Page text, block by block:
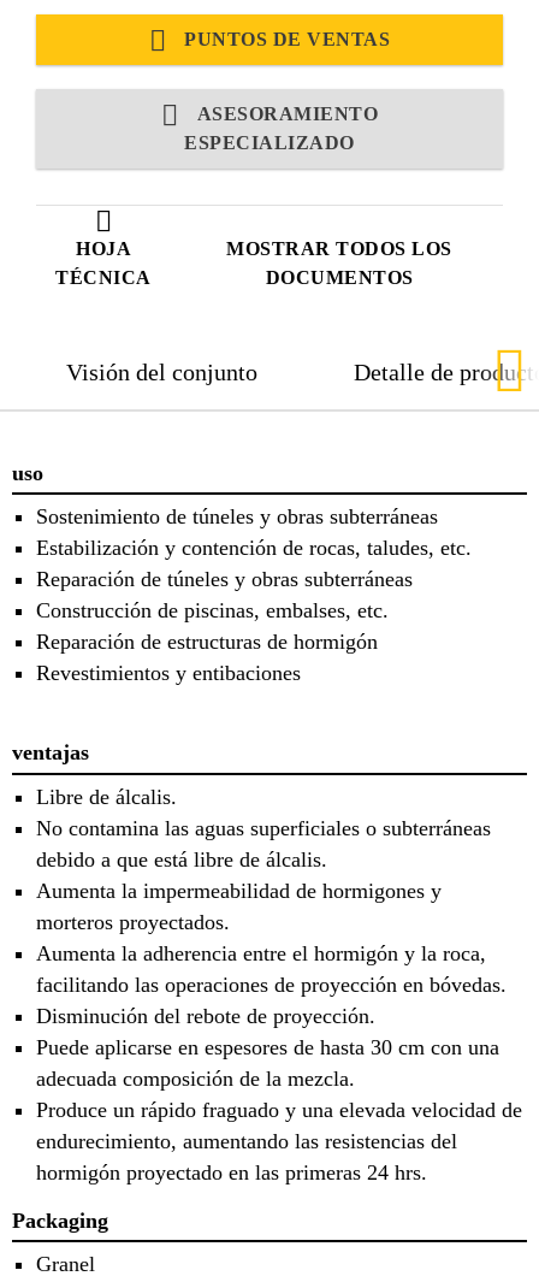
HOJA
TÉCNICA
MOSTRAR TODOS LOS
DOCUMENTOS
PUNTOS DE VENTAS
ASESORAMIENTO
ESPECIALIZADO
Visión del conjunto Detalle de
uso
Sostenimiento de túneles y obras subterráneas
Estabilización y contención de rocas, taludes, etc.
Reparación de túneles y obras subterráneas
Construcción de piscinas, embalses, etc.
Reparación de estructuras de hormigón
Revestimientos y entibaciones
ventajas
Libre de álcalis.
No contamina las aguas superficiales o subterráneas
debido a que está libre de álcalis.
Aumenta la impermeabilidad de hormigones y
morteros proyectados.
Aumenta la adherencia entre el hormigón y la roca,
facilitando las operaciones de proyección en bóvedas.
Disminución del rebote de proyección.
Puede aplicarse en espesores de hasta 30 cm con una
adecuada composición de la mezcla.
Produce un rápido fraguado y una elevada velocidad de
endurecimiento, aumentando las resistencias del
hormigón proyectado en las primeras 24 hrs.
Packaging
Granel